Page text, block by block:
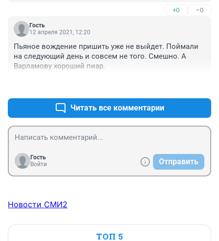
+0 –0
Гость
12 апреля 2021, 12:20
Пьяное вождение пришить уже не выйдет. Поймали
на следующий день и совсем не того. Смешно. А
Варламову хороший пиар.
Читать все комментарии
Гость
Войти
Отправить
Новости СМИ2
ТОП 5